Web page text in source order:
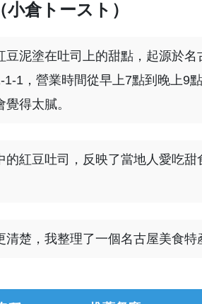
倉トースト）
豆泥塗在吐司上的甜點，起源於
1-1，營業時間從早上7點到晚上9
得太膩。
的紅豆吐司，反映了當地人愛吃
清楚，我整理了一個名古屋美食特